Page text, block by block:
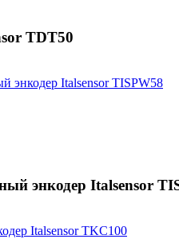
TDT50
энкодер Italsensor